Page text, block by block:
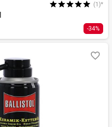
(1)*
-34%